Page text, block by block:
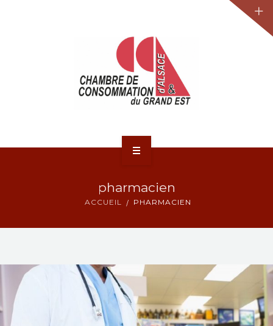
NOS ACTIONS
pharmacien
ACCUEIL PHARMACIEN